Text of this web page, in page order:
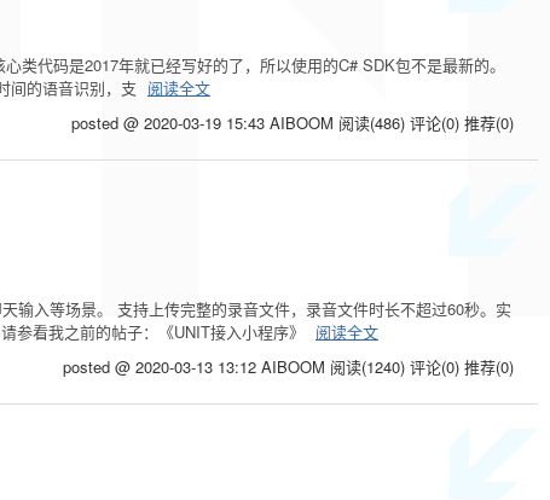
代码是2017年就已经写好的了，所以使用的C# SDK包不是最新的。
间的语音识别，支 阅读全文
posted @ 2020-03-19 15:43 AIBOOM 阅读(486) 评论(0) 推荐(0)
输入等场景。 支持上传完整的录音文件，录音文件时长不超过60秒。实
参看我之前的帖子：《UNIT接入小程序》
阅读全文
posted @ 2020-03-13 13:12 AIBOOM 阅读(1240) 评论(0) 推荐(0)